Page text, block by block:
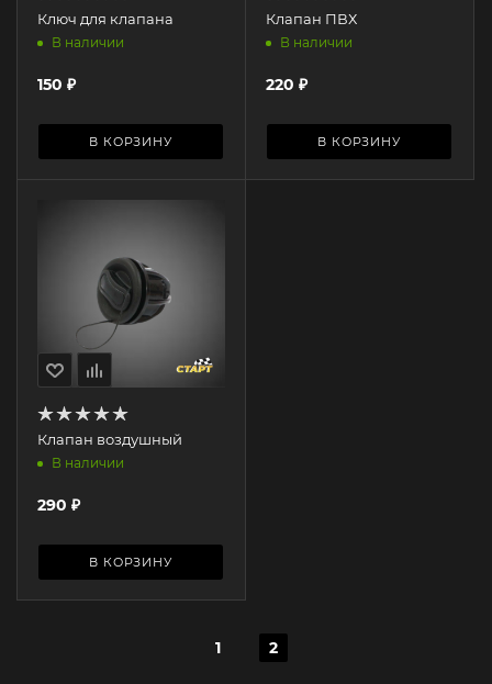
Ключ для клапана
В наличии
150 ₽
В КОРЗИНУ
Клапан ПВХ
В наличии
220 ₽
В КОРЗИНУ
Клапан воздушный
В наличии
290 ₽
В КОРЗИНУ
1 2